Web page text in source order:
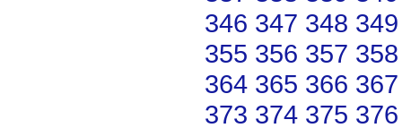
346 347 348 349
355 356 357 358
364 365 366 367
373 374 375 376